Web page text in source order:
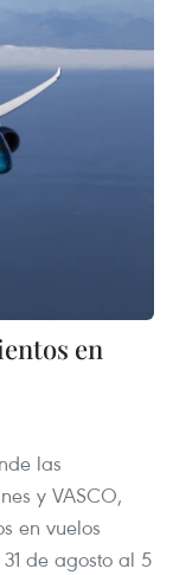
en
las
y VASCO,
en vuelos
de agosto al 5